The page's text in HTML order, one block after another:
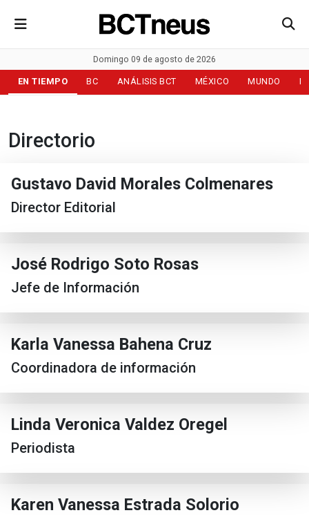
Domingo 09 de agosto de 2026
EN TIEMPO BC ANÁLISIS BCT MÉXICO MUNDO
Directorio
Gustavo David Morales Colmenares
Director Editorial
José Rodrigo Soto Rosas
Jefe de Información
Karla Vanessa Bahena Cruz
Coordinadora de información
Linda Veronica Valdez Oregel
Periodista
Karen Vanessa Estrada Solorio